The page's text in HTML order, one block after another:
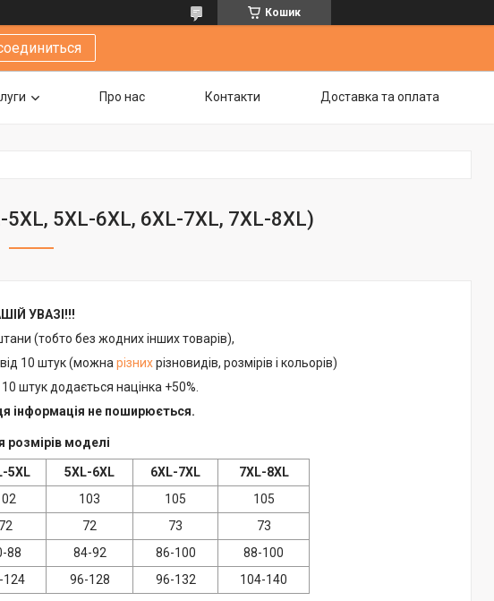
Кошик
Про нас Контакти Доставка та оплата
5XL-6XL, 6XL-7XL, 7XL-8XL)
УВАЗІ!!!
(тобто без жодних інших товарів),
10 штук (можна різнихрізновидів, розмірів і кольорів)
штук додається націнка +50%.
інформація не поширюється.
розмірів моделі
5XL 5XL-6XL 6XL-7XL
7XL-8XL
103 105
105
72 72 73
73
88 84-92 86-100
88-100
124 96-128 96-132 104-140